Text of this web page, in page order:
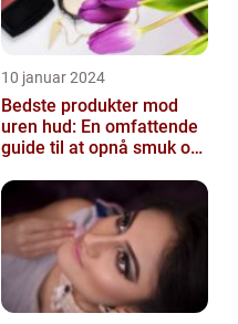
10 januar 2024
Bedste produkter mod
uren hud: En omfattende
guide til at opnå smuk og